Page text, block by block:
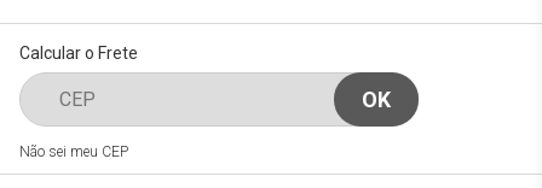
Calcular o Frete
Não sei meu CEP